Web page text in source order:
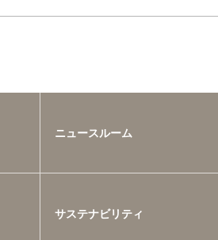
ニュースルーム
サステナビリティ